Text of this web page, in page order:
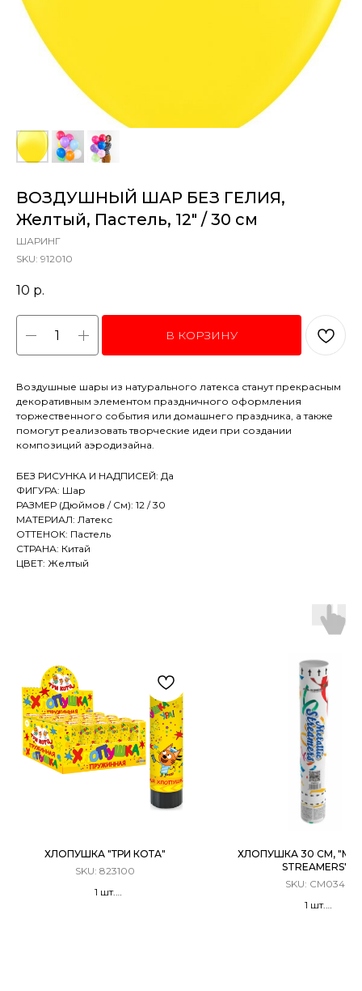
ВОЗДУШНЫЙ ШАР БЕЗ ГЕЛИЯ,
Желтый, Пастель, 12" / 30 см
ШАРИНГ
SKU: 912010
10 р.
В КОРЗИНУ
Воздушные шары из натурального латекса станут прекрасным
декоративным элементом праздничного оформления
торжественного события или домашнего праздника, а также
помогут реализовать творческие идеи при создании
композиций аэродизайна.
БЕЗ РИСУНКА И НАДПИСЕЙ: Да
ФИГУРА: Шар
РАЗМЕР (Дюймов / См): 12 / 30
МАТЕРИАЛ: Латекс
ОТТЕНОК: Пастель
СТРАНА: Китай
ЦВЕТ: Желтый
ХЛОПУШКА "ТРИ КОТА"
SKU: 823100
1 шт.
ХЛОПУШКА 30 СМ,
STREAMERS"
SKU: CM034
1 шт.